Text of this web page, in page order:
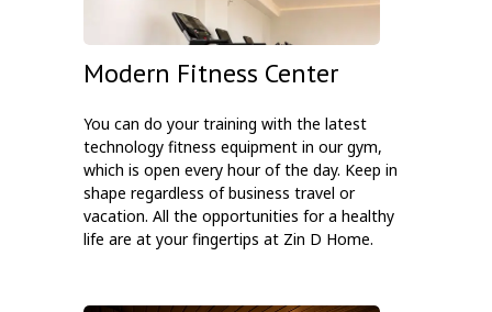
Modern Fitness Center
You can do your training with the latest
technology fitness equipment in our gym,
which is open every hour of the day. Keep in
shape regardless of business travel or
vacation. All the opportunities for a healthy
life are at your fingertips at Zin D Home.